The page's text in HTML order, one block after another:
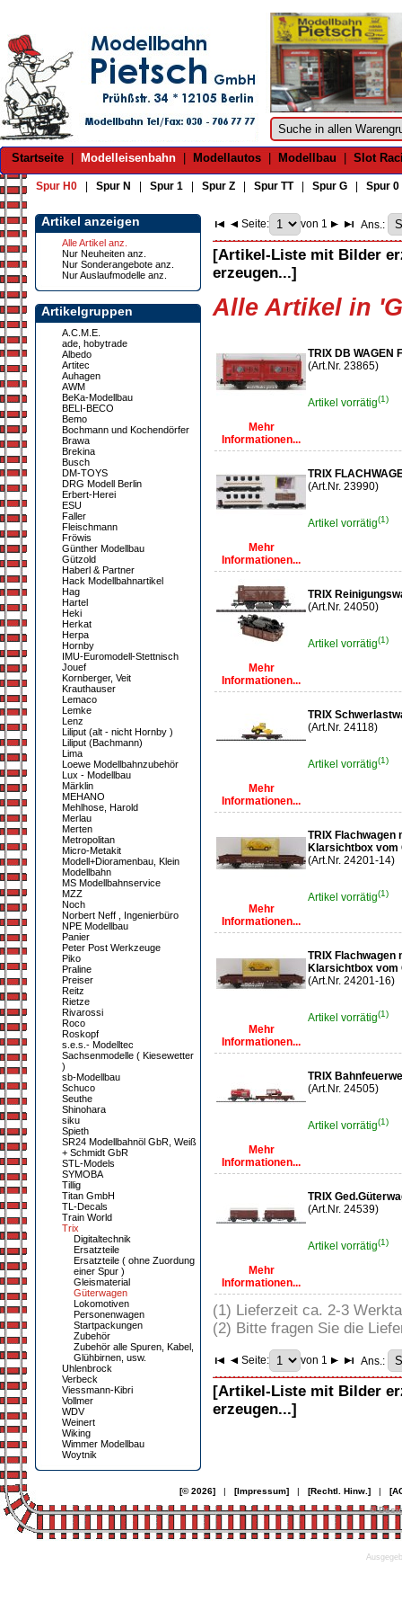
Startseite Modelleisenbahn Modellautos Modellbau Slot
Spur H0 Spur N Spur 1 Spur Z Spur TT| Spur G Spur 0
Artikel anzeigen
Alle Artikel anz.
Nur Neuheiten anz.
Nur Sonderangebote anz.
Nur Auslaufmodelle anz.
Artikelgruppen
A.C.M.E.
ade, hobytrade
Albedo
Artitec
Auhagen
AWM
BeKa-Modellbau
BELI-BECO
Bemo
Bochmann und Kochendörfer
Brawa
Brekina
Busch
DM-TOYS
DRG Modell Berlin
Erbert-Herei
ESU
Faller
Fleischmann
Fröwis
Günther Modellbau
Gützold
Haberl & Partner
Hack Modellbahnartikel
Hag
Hartel
Heki
Herkat
Herpa
Hornby
IMU-Euromodell-Stettnisch
Jouef
Kornberger, Veit
Krauthauser
Lemaco
Lemke
Lenz
Liliput (alt - nicht Hornby )
Liliput (Bachmann)
Lima
Loewe Modellbahnzubehör
Lux - Modellbau
Märklin
MEHANO
Mehlhose, Harold
Merlau
Merten
Metropolitan
Micro-Metakit
Modell+Dioramenbau, Klein
Modellbahn
MS Modellbahnservice
MZZ
Noch
Norbert Neff , Ingenierbüro
NPE Modellbau
Panier
Peter Post Werkzeuge
Piko
Praline
Preiser
Reitz
Rietze
Rivarossi
Roco
Roskopf
s.e.s.- Modelltec
Sachsenmodelle ( Kiesewetter
)
sb-Modellbau
Schuco
Seuthe
Shinohara
siku
Spieth
SR24 Modellbahnöl GbR, Weiß
+ Schmidt GbR
STL-Models
SYMOBA
Tillig
Titan GmbH
TL-Decals
Train World
Trix
Digitaltechnik
Ersatzteile
Ersatzteile ( ohne Zuordung
einer Spur )
Gleismaterial
Güterwagen
Lokomotiven
Personenwagen
Startpackungen
Zubehör
Zubehör alle Spuren, Kabel,
Glühbirnen, usw.
Uhlenbrock
Verbeck
Viessmann-Kibri
Vollmer
WDV
Weinert
Wiking
Wimmer Modellbau
Woytnik
Seite: von 1 Ans.:
[Artikel-Liste mit Bilder
erzeugen...]
Alle Artikel in
Mehr
Informationen...
TRIX DB WAGEN
(Art.Nr. 23865)
Artikel vorrätig(1)
Mehr
Informationen...
TRIX
(Art.Nr. 23990)
Artikel vorrätig(1)
Mehr
Informationen...
TRIX
(Art.Nr. 24050)
Artikel vorrätig(1)
Mehr
Informationen...
TRIX
(Art.Nr. 24118)
Artikel vorrätig(1)
Mehr
Informationen...
TRIX Flachwagen
Klarsichtbox vom
(Art.Nr. 24201-14)
Artikel vorrätig(1)
Mehr
Informationen...
TRIX Flachwagen
Klarsichtbox vom
(Art.Nr. 24201-16)
Artikel vorrätig(1)
Mehr
Informationen...
TRIX
(Art.Nr. 24505)
Artikel vorrätig(1)
Mehr
Informationen...
TRIX
(Art.Nr. 24539)
Artikel vorrätig(1)
(1) Lieferzeit ca. 2-3
(2) Bitte fragen Sie die
Seite: von 1 Ans.:
[Artikel-Liste mit Bilder
erzeugen...]
[© 2026]| [Impressum]| [Rechtl. Hinw.]|
©